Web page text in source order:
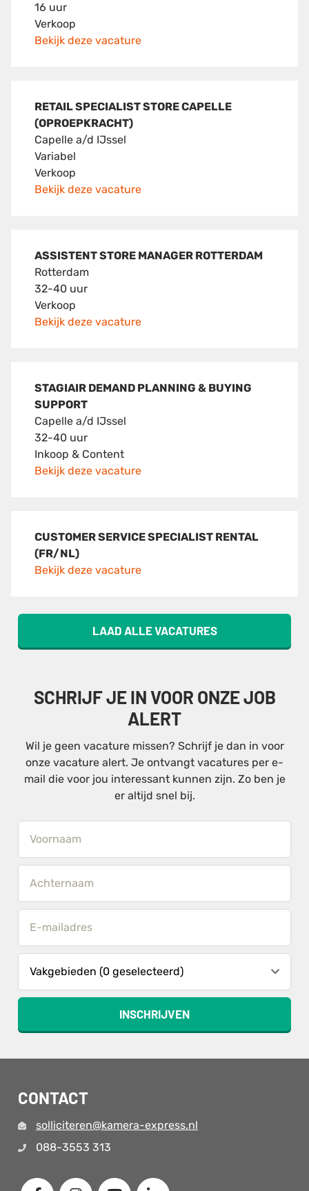
16 uur
Verkoop
Bekijk deze vacature
RETAIL SPECIALIST STORE CAPELLE
(OPROEPKRACHT)
Capelle a/d IJssel
Variabel
Verkoop
Bekijk deze vacature
ASSISTENT STORE MANAGER ROTTERDAM
Rotterdam
32-40 uur
Verkoop
Bekijk deze vacature
STAGIAIR DEMAND PLANNING & BUYING
SUPPORT
Capelle a/d IJssel
32-40 uur
Inkoop & Content
Bekijk deze vacature
CUSTOMER SERVICE SPECIALIST RENTAL
(FR/NL)
Bekijk deze vacature
LAAD ALLE VACATURES
SCHRIJF JE IN VOOR ONZE JOB
ALERT
Wil je geen vacature missen? Schrijf je dan in voor
onze vacature alert. Je ontvangt vacatures per e-
mail die voor jou interessant kunnen zijn. Zo ben je
er altijd snel bij.
Vakgebieden (0 geselecteerd)
INSCHRIJVEN
CONTACT
solliciteren@kamera-express.nl
088-3553 313